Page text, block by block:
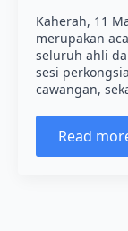
Kaherah, 11
merupakan
seluruh ahli
sesi
cawangan,
Read